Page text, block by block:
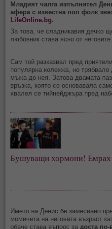
Младият чалга изпълнител
афера с известна поп фолк
LifeOnline.bg.
За това, че сладникавия дечко
любовник става ясно от
Сам той разказвал пред
популярна колежка, но трябвало
мъжа до нея. Затова двамата
връзка, която се основавала
хвалел се тийнейджъра пред
Бушуващи хормони! Емрах
Името на Денис бе замесвано
момичета на неговата възраст
обаче става въпрос за доста по-